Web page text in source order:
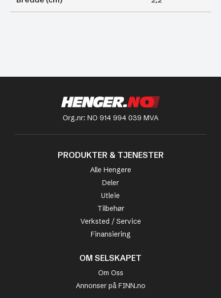
Org.nr: NO 914 994 039 MVA
PRODUKTER & TJENESTER
Alle Hengere
Deler
Utleie
Tilbehør
Verksted / Service
Finansiering
OM SELSKAPET
Om Oss
Annonser på FINN.no